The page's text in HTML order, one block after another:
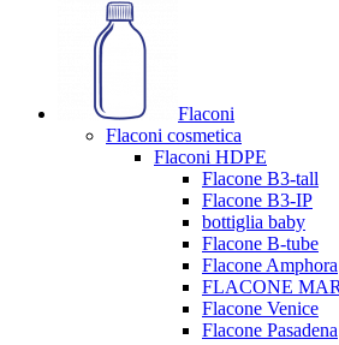
Flaconi
Flaconi cosmetica
Flaconi HDPE
Flacone B3-tall
Flacone B3-IP
bottiglia baby
Flacone B-tube
Flacone Amphora
FLACONE
Flacone Venice
Flacone Pasadena